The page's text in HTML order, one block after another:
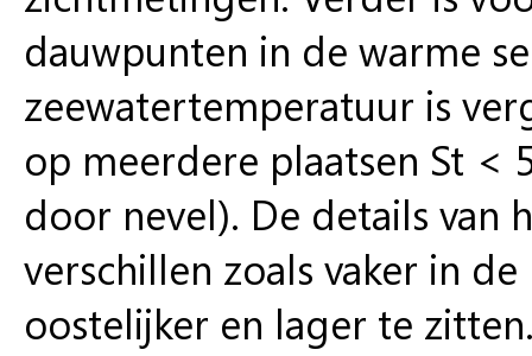
dauwpunten in de warme
zeewatertemperatuur is
op meerdere plaatsen St <
door nevel). De details van
verschillen zoals vaker in
oostelijker en lager te